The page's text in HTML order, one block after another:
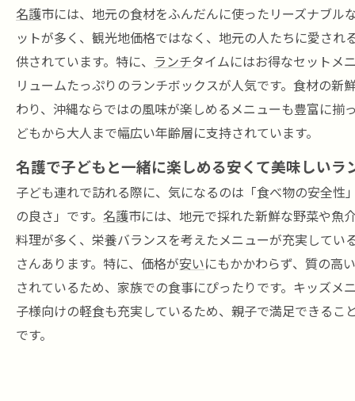
名護市には、地元の食材をふんだんに使ったリーズナブル
ットが多く、観光地価格ではなく、地元の人たちに愛され
供されています。特に、 ランチタイムにはお得なセットメ
リュームたっぷりのランチボックスが人気です。食材の新
わり、沖縄ならではの風味が楽しめるメニューも豊富に揃
どもから大人まで幅広い年齢層に支持されています。
名護で子どもと一緒に楽しめる安くて美味しいラ
子ども連れで訪れる際に、気になるのは「食べ物の安全性
の良さ」です。 名護市には、地元で採れた新鮮な野菜や魚
料理が多く、栄養バランスを考えたメニューが充実してい
さんあります。特に、価格が安いにもかかわらず、質の高
されているため、家族での食事にぴったりです。キッズメ
子様向けの軽食も充実しているため、親子で満足できるこ
です。